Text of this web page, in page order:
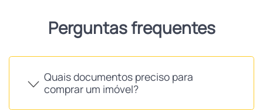
Perguntas frequentes
Quais documentos preciso para
comprar um imóvel?